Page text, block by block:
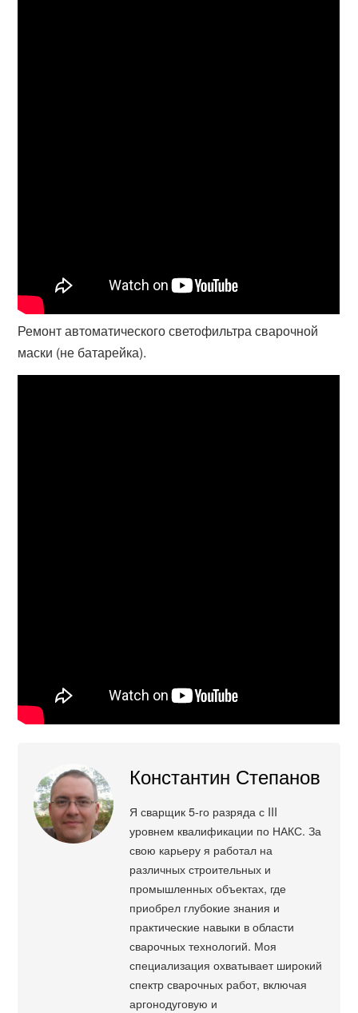
Ремонт автоматического светофильтра сварочной
маски (не батарейка).
Константин Степанов
Я сварщик 5-го разряда с III
уровнем квалификации по НАКС. За
свою карьеру я работал на
различных строительных и
промышленных объектах, где
приобрел глубокие знания и
практические навыки в области
сварочных технологий. Моя
специализация охватывает широкий
спектр сварочных работ, включая
аргонодуговую и